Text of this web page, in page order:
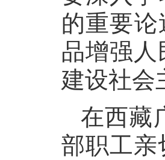
的重要论
品增强
建设社会
在西藏
部职工亲